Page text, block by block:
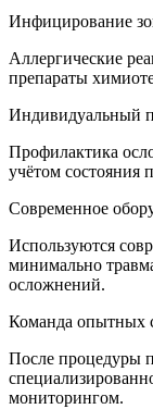
Инфицирование
Аллергические
препараты
Индивидуальный
Профилактика
учётом состояния
Современное
Используются
минимально
осложнений.
Команда опытных
После процедуры
мониторингом.